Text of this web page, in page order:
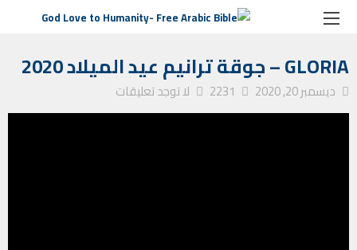
الصفحة الرئيسية جوقات ترانيم Gloria – جوقة ترانيم عيد الميلاد 2020
GLORIA – جوقة ترانيم عيد الميلاد 2020
ديسمبر 20, 2020 2231 لا توجد تعليقات